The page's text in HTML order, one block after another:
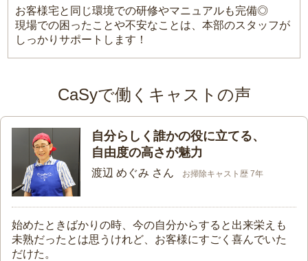
お客様宅と同じ環境での研修やマニュアルも完備◎
現場での困ったことや不安なことは、本部のスタッフが
しっかりサポートします！
CaSyで働くキャストの声
自分らしく誰かの役に立てる、
自由度の高さが魅力
渡辺 めぐみ さん お掃除キャスト歴 7年
始めたときばかりの時、今の自分からすると出来栄えも
未熟だったとは思うけれど、お客様にすごく喜んでいた
だけた。